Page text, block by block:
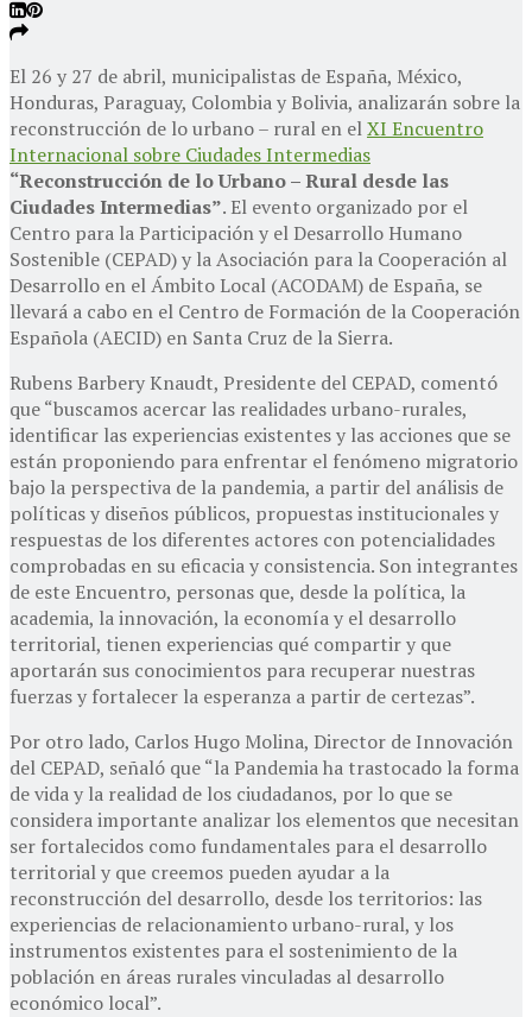
El 26 y 27 de abril, municipalistas de España, México,
Honduras, Paraguay, Colombia y Bolivia, analizarán sobre la
reconstrucción de lo urbano – rural en elXI Encuentro
Internacional sobre Ciudades Intermedias
“Reconstrucción de lo Urbano – Rural desde las
Ciudades Intermedias”. El evento organizado por el
Centro para la Participación y el Desarrollo Humano
Sostenible (CEPAD) y la Asociación para la Cooperación al
Desarrollo en el Ámbito Local (ACODAM) de España, se
llevará a cabo en el Centro de Formación de la Cooperación
Española (AECID) en Santa Cruz de la Sierra.
Rubens Barbery Knaudt, Presidente del CEPAD, comentó
que “buscamos acercar las realidades urbano-rurales,
identificar las experiencias existentes y las acciones que se
están proponiendo para enfrentar el fenómeno migratorio
bajo la perspectiva de la pandemia, a partir del análisis de
políticas y diseños públicos, propuestas institucionales y
respuestas de los diferentes actores con potencialidades
comprobadas en su eficacia y consistencia. Son integrantes
de este Encuentro, personas que, desde la política, la
academia, la innovación, la economía y el desarrollo
territorial, tienen experiencias qué compartir y que
aportarán sus conocimientos para recuperar nuestras
fuerzas y fortalecer la esperanza a partir de certezas”.
Por otro lado, Carlos Hugo Molina, Director de Innovación
del CEPAD, señaló que “la Pandemia ha trastocado la forma
de vida y la realidad de los ciudadanos, por lo que se
considera importante analizar los elementos que necesitan
ser fortalecidos como fundamentales para el desarrollo
territorial y que creemos pueden ayudar a la
reconstrucción del desarrollo, desde los territorios: las
experiencias de relacionamiento urbano-rural, y los
instrumentos existentes para el sostenimiento de la
población en áreas rurales vinculadas al desarrollo
económico local”.